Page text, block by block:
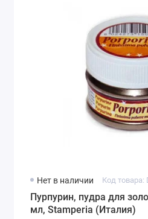
Нет в наличии Код товара:
Пурпурин, пудра для
мл, Stamperia (Италия)